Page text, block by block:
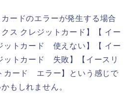
ードのエラーが発生する場合
ス クレジットカード】【 イー
ットカード 使えない】【 イー
ットカード 失敗】【イースリ
カード エラー】という感じで
もしれません。